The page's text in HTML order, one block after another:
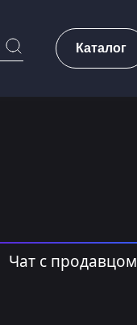
Каталог
Чат с продавцом